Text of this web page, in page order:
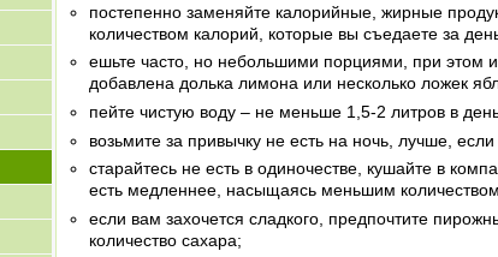
постепенно заменяйте калорийные, жирные
количеством калорий, которые вы съедаете за
ешьте часто, но небольшими порциями, при этом
добавлена долька лимона или несколько ложек
пейте чистую воду – не меньше 1,5-2 литров в
возьмите за привычку не есть на ночь, лучше,
старайтесь не есть в одиночестве, кушайте в
есть медленнее, насыщаясь меньшим
если вам захочется сладкого, предпочтите
количество сахара;